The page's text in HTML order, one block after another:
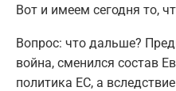
Вот и имеем сегодня то,
Вопрос: что дальше?
война, сменился состав
политика ЕС, а